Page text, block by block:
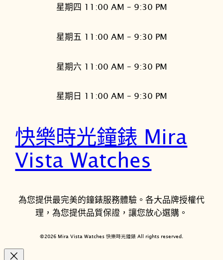
星期四 11:00 AM – 9:30 PM
星期五 11:00 AM – 9:30 PM
星期六 11:00 AM – 9:30 PM
星期日 11:00 AM – 9:30 PM
快樂時光鐘錶 Mira
Vista Watches
為您提供最完美的鐘錶服務體驗。各大品牌授權代
理，為您提供品質保證，讓您放心選購。
©2026 Mira Vista Watches 快樂時光鐘錶 All rights reserved.